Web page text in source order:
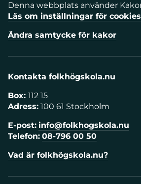
Denna webbplats använder
Läs om inställningar för
Ändra samtycke för kakor
Kontakta folkhögskola.nu
Box: 112 15
Adress: 100 61 Stockholm
E-post: info@folkhogskola.nu
Telefon: 08-796 00 50
Vad är folkhögskola.nu?